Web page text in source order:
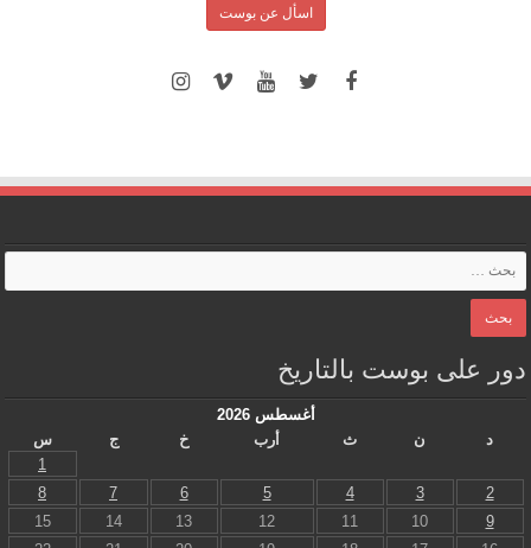
اسأل عن بوست
على بوست بالتاريخ
أغسطس 2026
ن ث أرب خ ج
س
2
3
4
5
6
9
10
11
12
13
14
15